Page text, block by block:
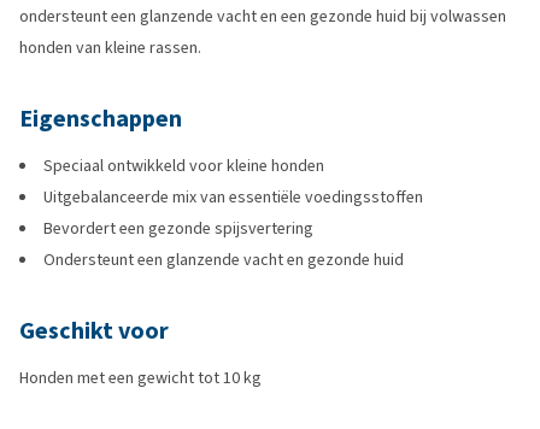
ondersteunt een glanzende vacht en een gezonde huid bij volwassen
honden van kleine rassen.
Eigenschappen
Speciaal ontwikkeld voor kleine honden
Uitgebalanceerde mix van essentiële voedingsstoffen
Bevordert een gezonde spijsvertering
Ondersteunt een glanzende vacht en gezonde huid
Geschikt voor
Honden met een gewicht tot 10 kg